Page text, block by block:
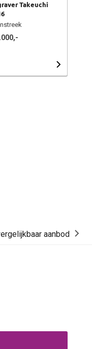
Takeuchi
aanbod